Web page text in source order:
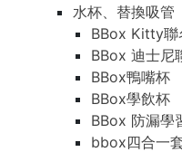
水杯、替換吸管
BBox Kitty聯
BBox 迪士尼
BBox鴨嘴杯
BBox學飲杯
BBox 防漏學
bbox四合一